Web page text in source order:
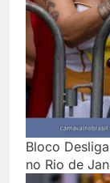
Bloco
no Rio de